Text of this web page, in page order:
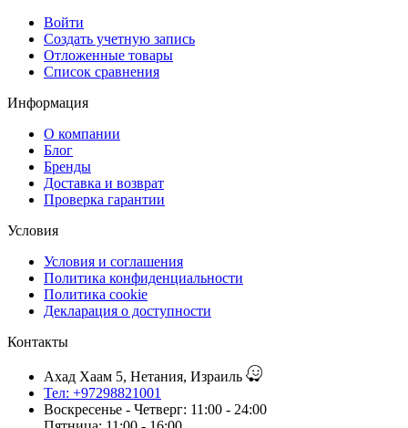
Войти
Создать учетную запись
Отложенные товары
Список сравнения
Информация
О компании
Блог
Бренды
Доставка и возврат
Проверка гарантии
Условия
Условия и соглашения
Политика конфиденциальности
Политика cookie
Декларация о доступности
Контакты
Ахад Хаам 5, Нетания, Израиль
Тел: +97298821001
Воскресенье - Четверг: 11:00 - 24:00